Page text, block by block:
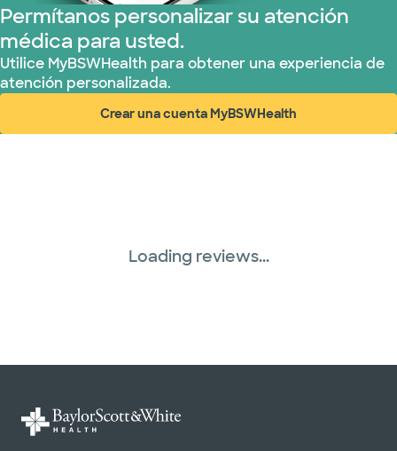
Plan de Salud Superior (17 planes)
United HealthCare (28 planes)
Permítanos personalizar su atención
médica para usted.
Utilice MyBSWHealth para obtener una experiencia de
atención personalizada.
Crear una cuenta MyBSWHealth
(abre en ventana nueva)
Loading reviews...